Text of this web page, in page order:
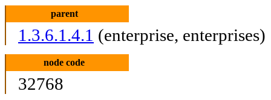
parent
1.3.6.1.4.1 (enterprise, enterprises)
node code
32768